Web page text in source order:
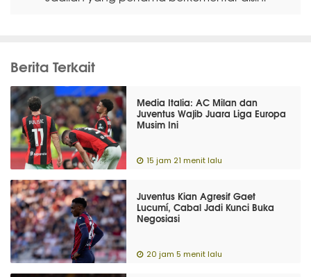
Berita Terkait
Media Italia: AC Milan dan
Juventus Wajib Juara Liga Europa
Musim Ini
15 jam 21 menit lalu
Juventus Kian Agresif Gaet
Lucumí, Cabal Jadi Kunci Buka
Negosiasi
20 jam 5 menit lalu